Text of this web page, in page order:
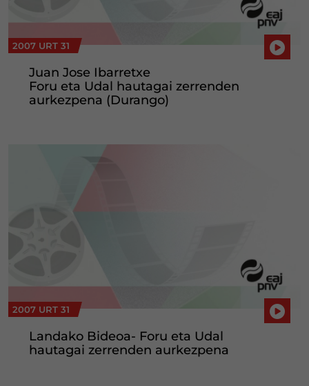
2007 URT 31
Juan Jose Ibarretxe
Foru eta Udal hautagai zerrenden
aurkezpena (Durango)
2007 URT 31
Landako Bideoa- Foru eta Udal
hautagai zerrenden aurkezpena